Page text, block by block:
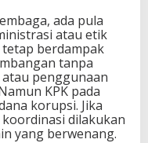
ada pula
atau etik
berdampak
tanpa
penggunaan
KPK pada
korupsi. Jika
dilakukan
yang berwenang.